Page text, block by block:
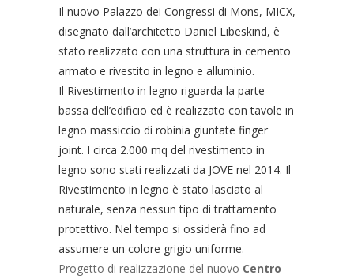
Il nuovo Palazzo dei Congressi di Mons, MICX,
disegnato dall’architetto Daniel Libeskind, è
stato realizzato con una struttura in cemento
armato e rivestito in legno e alluminio.
Il Rivestimento in legno riguarda la parte
bassa dell’edificio ed è realizzato con tavole in
legno massiccio di robinia giuntate finger
joint. I circa 2.000 mq del rivestimento in
legno sono stati realizzati da JOVE nel 2014. Il
Rivestimento in legno è stato lasciato al
naturale, senza nessun tipo di trattamento
protettivo. Nel tempo si ossiderà fino ad
assumere un colore grigio uniforme.
Progetto di realizzazione del nuovo Centro